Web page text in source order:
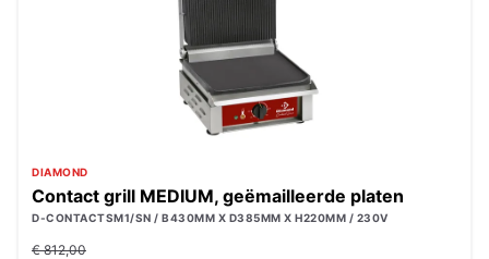
DIAMOND
Contact grill MEDIUM, geëmailleerde platen
D-CONTACTSM1/SN / B430MM X D385MM X H220MM / 230V
€ 812,00